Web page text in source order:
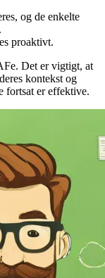
og de enkelte
proaktivt.
Det er vigtigt, at
kontekst og
fortsat er effektive.